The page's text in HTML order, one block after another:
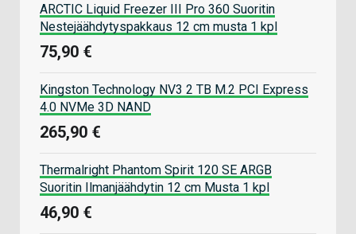
ARCTIC Liquid Freezer III Pro 360 Suoritin
Nestejäähdytyspakkaus 12 cm musta 1 kpl
75,90 €
Kingston Technology NV3 2 TB M.2 PCI Express
4.0 NVMe 3D NAND
265,90 €
Thermalright Phantom Spirit 120 SE ARGB
Suoritin Ilmanjäähdytin 12 cm Musta 1 kpl
46,90 €